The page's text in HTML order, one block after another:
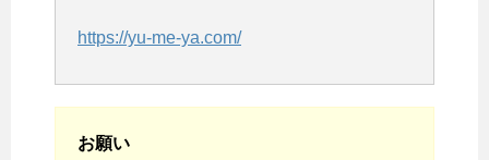
https://yu-me-ya.com/
お願い